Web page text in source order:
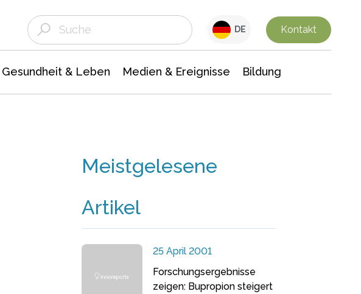
DE Kontakt
Gesundheit & Leben Medien & Ereignisse Bildung
Meistgelesene
Artikel
25 April 2001
Forschungsergebnisse
zeigen: Bupropion steigert